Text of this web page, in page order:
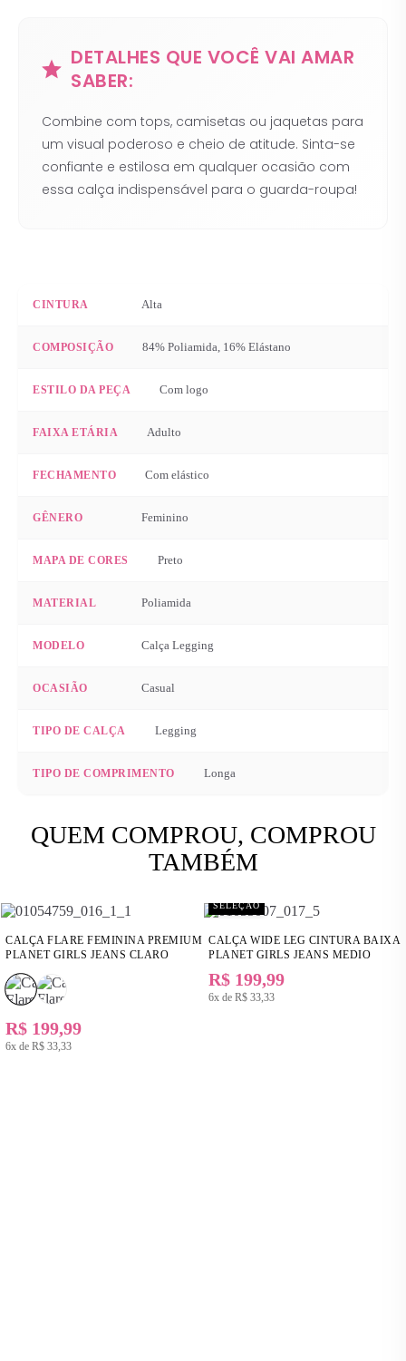
DETALHES QUE VOCÊ VAI AMAR
SABER:
Combine com tops, camisetas ou jaquetas para
um visual poderoso e cheio de atitude. Sinta-se
confiante e estilosa em qualquer ocasião com
essa calça indispensável para o guarda-roupa!
CINTURA Alta
COMPOSIÇÃO 84% Poliamida, 16% Elástano
ESTILO DA PEÇA Com logo
FAIXA ETÁRIA Adulto
FECHAMENTO Com elástico
GÊNERO Feminino
MAPA DE CORES Preto
MATERIAL Poliamida
MODELO Calça Legging
OCASIÃO Casual
TIPO DE CALÇA Legging
TIPO DE COMPRIMENTO Longa
QUEM COMPROU, COMPROU
TAMBÉM
CALÇA FLARE FEMININA PREMIUM
PLANET GIRLS JEANS CLARO
R$ 199,99
6x de R$ 33,33
SELEÇÃO
CALÇA WIDE LEG CINTURA BAIXA
PLANET GIRLS JEANS MEDIO
R$ 199,99
6x de R$ 33,33